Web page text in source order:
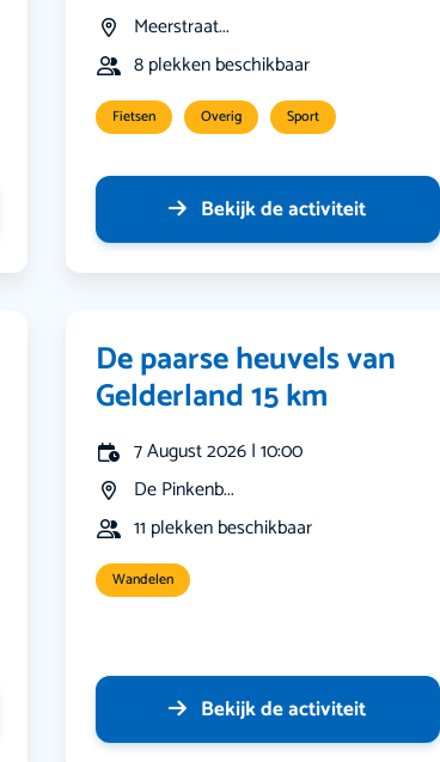
Meerstraat...
8 plekken beschikbaar
Fietsen Overig Sport
Bekijk de activiteit
De paarse heuvels van
Gelderland 15 km
7 August 2026 | 10:00
De Pinkenb...
11 plekken beschikbaar
Wandelen
Bekijk de activiteit